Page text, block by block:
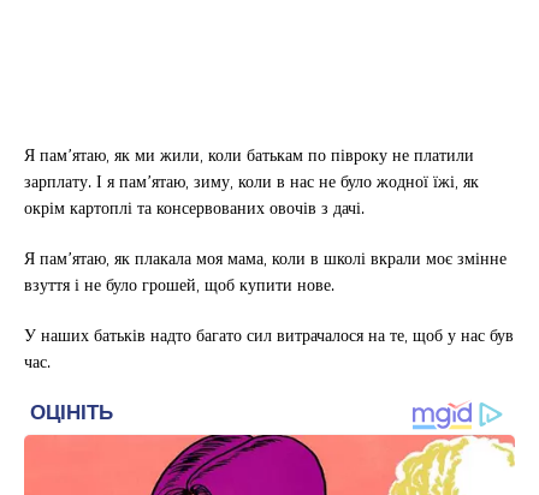
Я пам’ятаю, як ми жили, коли батькам по півроку не платили
зарплату. І я пам’ятаю, зиму, коли в нас не було жодної їжі, як
окрім картоплі та консервованих овочів з дачі.
Я пам’ятаю, як плакала моя мама, коли в школі вкрали моє змінне
взуття і не було грошей, щоб купити нове.
У наших батьків надто багато сил витрачалося на те, щоб у нас був
час.